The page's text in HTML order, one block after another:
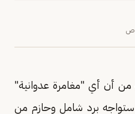
من أن أي "مغامرة عدوانية"
ستواجه برد شامل وحازم من